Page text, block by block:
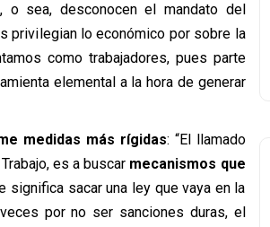
, o sea, desconocen el mandato del
privilegian lo económico por sobre la
como trabajadores, pues parte
elemental a la hora de generar
medidas más rígidas: “El llamado
es a buscar mecanismos que
significa sacar una ley que vaya en la
por no ser sanciones duras, el